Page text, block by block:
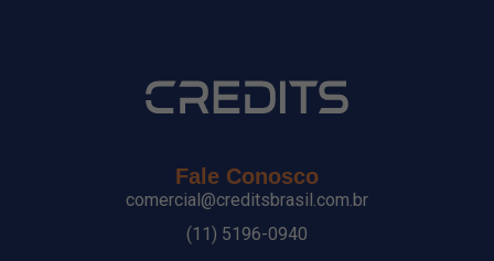
Fale Conosco
comercial@creditsbrasil.com.br
(11) 5196-0940